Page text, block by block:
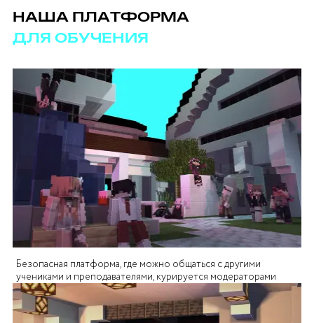
НАША ПЛАТФОРМА
ДЛЯ ОБУЧЕНИЯ
Безопасная платформа, где можно общаться с другими
учениками и преподавателями, курируется модераторами